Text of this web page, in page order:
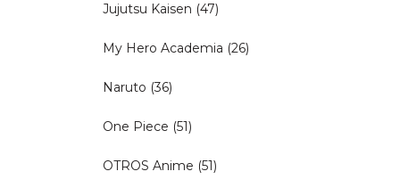
Jujutsu Kaisen (47)
My Hero Academia (26)
Naruto (36)
One Piece (51)
OTROS Anime (51)